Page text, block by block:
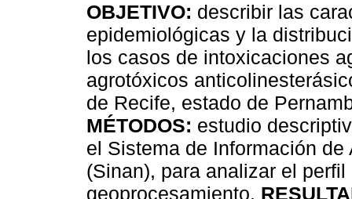
OBJETIVO: describir las
epidemiológicas y la
los casos de intoxicaciones
agrotóxicos
de Recife, estado de
MÉTODOS: estudio
el Sistema de Información
(Sinan), para analizar el
geoprocesamiento.